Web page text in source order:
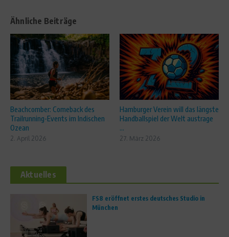
Ähnliche Beiträge
Beachcomber: Comeback des
Trailrunning-Events im Indischen
Ozean
2. April 2026
Hamburger Verein will das längste
Handballspiel der Welt austrage
...
27. März 2026
Aktuelles
FS8 eröffnet erstes deutsches Studio in
München